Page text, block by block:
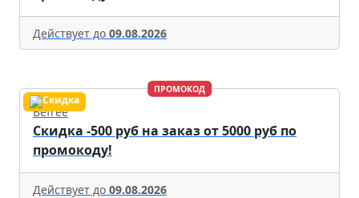
Действует до 09.08.2026
ПРОМОКОД
Befree
Скидка -500 руб на заказ от 5000 руб по
промокоду!
Действует до 09.08.2026